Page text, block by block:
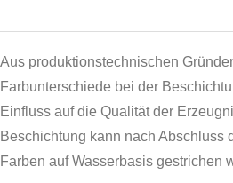
Aus produktionstechnischen
Farbunterschiede bei der
Einfluss auf die Qualität der
Beschichtung kann nach Abschluss
Farben auf Wasserbasis gestrichen